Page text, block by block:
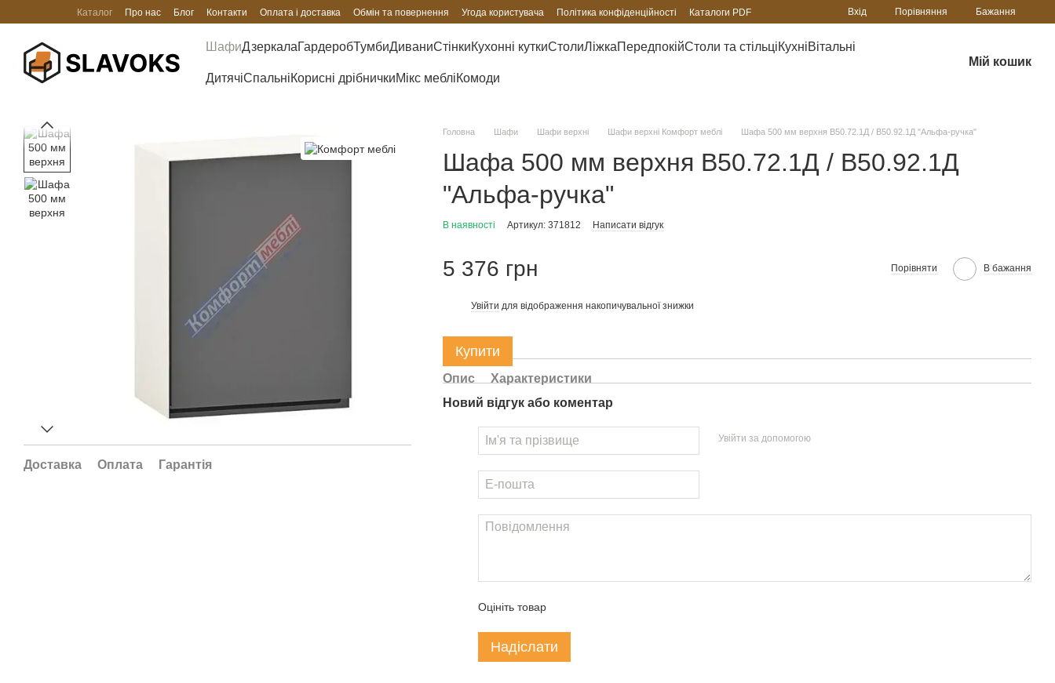
Перейти до основного контенту
Каталог Про нас Блог Контакти Оплата і доставка Обмін та повернення Угода користувача Політика конфіденційності Каталоги PDF Вхід Порівняння Бажання
ШафиДзеркалаГардеробТумбиДиваниСтінкиКухонні куткиСтолиЛіжкаПередпокійСтоли та стільціКухніВітальні
ДитячіСпальніКорисні дрібничкиМікс мебліКомоди
Мій кошик
Доставка Оплата Гарантія
Головна Шафи Шафи верхні Шафи верхні Комфорт меблі Шафа 500 мм верхня В50.72.1Д / В50.92.1Д "Альфа-ручка"
Шафа 500 мм верхня В50.72.1Д / В50.92.1Д
"Альфа-ручка"
В наявності Артикул: 371812 Написати відгук
5 376 грн Порівняти В бажання
Увійти для відображення накопичувальної знижки
Купити
Опис
Характеристики
Новий відгук або коментар
Увійти за допомогою
Оцініть товар
Надіслати